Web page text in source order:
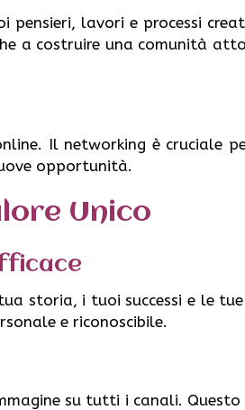
lavori e processi
a costruire una comunità
Il networking è cruciale
opportunità.
Unico
storia, i tuoi successi e le
e riconoscibile.
su tutti i canali.